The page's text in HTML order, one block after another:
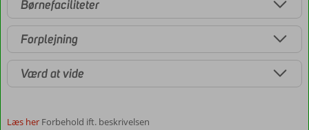
Børnefaciliteter
Forplejning
Værd at vide
Læs her Forbehold ift. beskrivelsen